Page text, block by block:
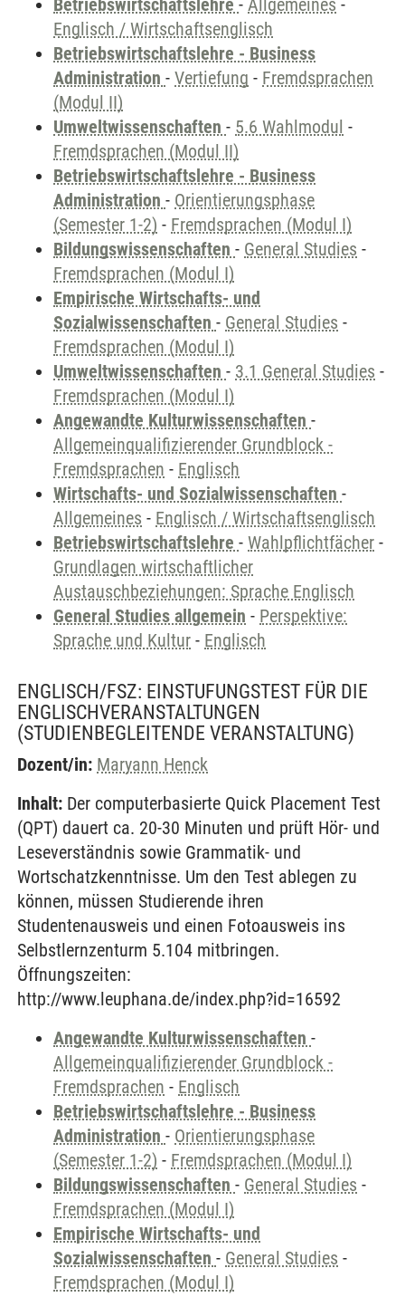
Betriebswirtschaftslehre - Allgemeines -
Englisch / Wirtschaftsenglisch
Betriebswirtschaftslehre - Business
Administration - Vertiefung - Fremdsprachen
(Modul II)
Umweltwissenschaften - 5.6 Wahlmodul -
Fremdsprachen (Modul II)
Betriebswirtschaftslehre - Business
Administration - Orientierungsphase
(Semester 1-2) - Fremdsprachen (Modul I)
Bildungswissenschaften - General Studies -
Fremdsprachen (Modul I)
Empirische Wirtschafts- und
Sozialwissenschaften - General Studies -
Fremdsprachen (Modul I)
Umweltwissenschaften - 3.1 General Studies -
Fremdsprachen (Modul I)
Angewandte Kulturwissenschaften -
Allgemeinqualifizierender Grundblock -
Fremdsprachen - Englisch
Wirtschafts- und Sozialwissenschaften -
Allgemeines - Englisch / Wirtschaftsenglisch
Betriebswirtschaftslehre - Wahlpflichtfächer -
Grundlagen wirtschaftlicher
Austauschbeziehungen: Sprache Englisch
General Studies allgemein - Perspektive:
Sprache und Kultur - Englisch
ENGLISCH/FSZ: EINSTUFUNGSTEST FÜR DIE
ENGLISCHVERANSTALTUNGEN
(STUDIENBEGLEITENDE VERANSTALTUNG)
Dozent/in: Maryann Henck
Inhalt: Der computerbasierte Quick Placement Test
(QPT) dauert ca. 20-30 Minuten und prüft Hör- und
Leseverständnis sowie Grammatik- und
Wortschatzkenntnisse. Um den Test ablegen zu
können, müssen Studierende ihren
Studentenausweis und einen Fotoausweis ins
Selbstlernzenturm 5.104 mitbringen.
Öffnungszeiten:
http://www.leuphana.de/index.php?id=16592
Angewandte Kulturwissenschaften -
Allgemeinqualifizierender Grundblock -
Fremdsprachen - Englisch
Betriebswirtschaftslehre - Business
Administration - Orientierungsphase
(Semester 1-2) - Fremdsprachen (Modul I)
Bildungswissenschaften - General Studies -
Fremdsprachen (Modul I)
Empirische Wirtschafts- und
Sozialwissenschaften - General Studies -
Fremdsprachen (Modul I)